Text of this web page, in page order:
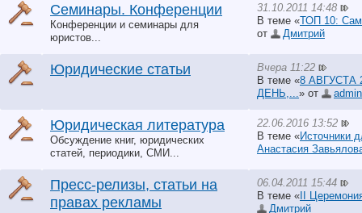
Семинары. Конференции
Конференции и семинары для
юристов...
31.10.2011 14:48
В теме «ТОП 10:
от
Дмитрий
Юридические статьи
Вчера 11:22
В теме «8 АВГУСТА
ДЕНЬ,... » от аdmin
Юридическая литература
Обсуждение книг, юридических
статей, периодики, СМИ...
22.06.2016 13:52
В теме «Источники
Анастасия
Пресс-релизы, статьи на
правах рекламы
06.04.2011 15:44
В теме «II
Дмитрий